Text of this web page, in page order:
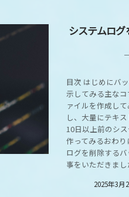
システムロ
目次 はじめにバ
示してみる主な
ァイルを作成し
し、大量にテキ
10日以上前のシ
作ってみるおわ
ログを削除する
事をいただきまし
2025年3月